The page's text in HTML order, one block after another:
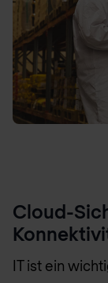
Cloud-
IT ist ein